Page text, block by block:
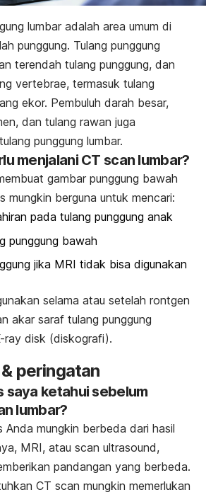
lumbar adalah area umum di
punggung. Tulang punggung
terendah tulang punggung, dan
vertebrae, termasuk tulang
ekor. Pembuluh darah besar,
dan tulang rawan juga
punggung lumbar.
menjalani CT scan lumbar?
gambar punggung bawah
mungkin berguna untuk mencari:
pada tulang punggung anak
punggung bawah
jika MRI tidak bisa digunakan
selama atau setelah rontgen
akar saraf tulang punggung
ray disk (diskografi).
peringatan
saya ketahui sebelum
lumbar?
Anda mungkin berbeda dari hasil
MRI, atau scan ultrasound,
pandangan yang berbeda.
CT scan mungkin memerlukan